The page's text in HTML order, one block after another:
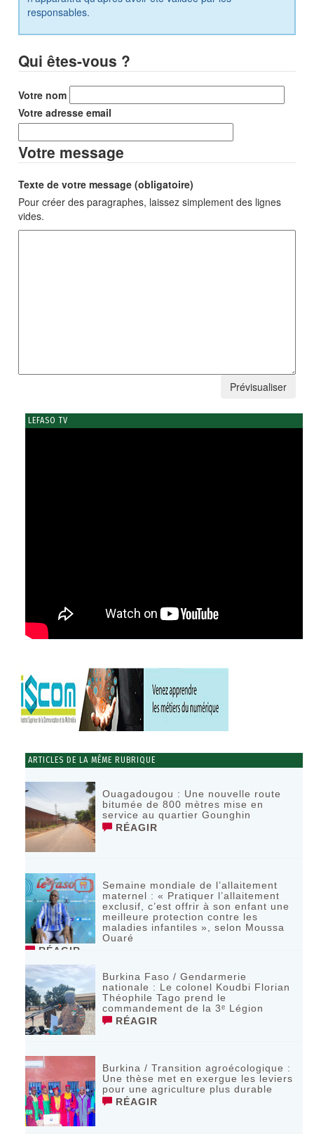
responsables.
Qui êtes-vous ?
Votre nom
Votre adresse email
Votre message
Texte de votre message (obligatoire)
Pour créer des paragraphes, laissez simplement des lignes
vides.
LEFASO TV
ARTICLES DE LA MÊME RUBRIQUE
Ouagadougou : Une nouvelle route
bitumée de 800 mètres mise en
service au quartier Gounghin
RÉAGIR
Semaine mondiale de l’allaitement
maternel : « Pratiquer l’allaitement
exclusif, c’est offrir à son enfant une
meilleure protection contre les
maladies infantiles », selon Moussa
Ouaré
RÉAGIR
Burkina Faso / Gendarmerie
nationale : Le colonel Koudbi Florian
Théophile Tago prend le
commandement de la 3ᵉ Légion
RÉAGIR
Burkina / Transition agroécologique :
Une thèse met en exergue les leviers
pour une agriculture plus durable
RÉAGIR